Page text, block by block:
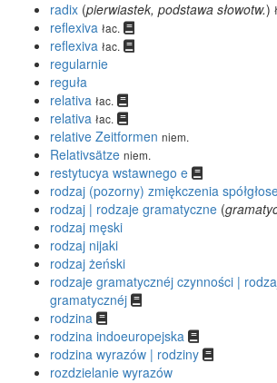
radix (pierwiastek, podstawa słowotw.)
reflexiva łac.
reflexiva łac.
regularnie
reguła
relativa łac.
relativa łac.
relative Zeitformen niem.
Relativsätze niem.
restytucya wstawnego e
rodzaj (pozorny) zmiękczenia
rodzaj | rodzaje gramatyczne (
rodzaj męski
rodzaj nijaki
rodzaj żeński
rodzaje gramatycznéj czynności |
gramatycznéj
rodzina
rodzina indoeuropejska
rodzina wyrazów | rodziny
rozdzielanie wyrazów